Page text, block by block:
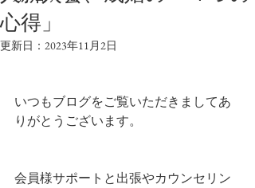
心得」
更新日： 2023年11月2日
いつもブログをご覧いただきましてあ
りがとうございます。
会員様サポートと出張やカウンセリン